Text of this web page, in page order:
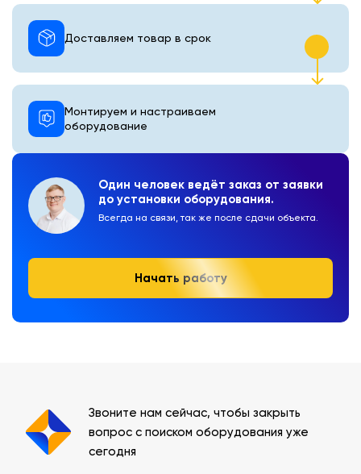
Один человек ведёт заказ от заявки
до установки оборудования.
Всегда на связи, так же после сдачи объекта.
Начать работу
Монтируем и настраиваем
оборудование
Доставляем товар в срок
Звоните нам сейчас, чтобы закрыть
вопрос с поиском оборудования уже
сегодня